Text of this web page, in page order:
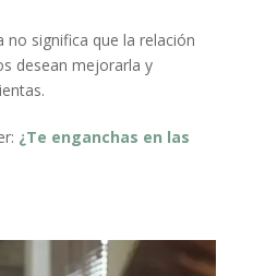
no significa que la relación
desean mejorarla y
¿Te enganchas en las